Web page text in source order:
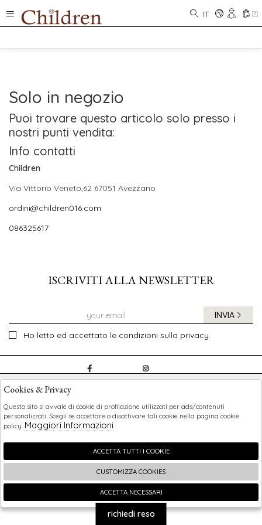
IT 0
Solo in negozio
Puoi trovare questo articolo solo presso i
nostri punti vendita:
Info contatti
Children
Via Vittorio Veneto,62 67051 Avezzano
ordini@children016.com
086325617
ISCRIVITI ALLA NEWSLETTER
Ho letto ed accettato le condizioni sulla privacy.
INVIA
SHOPPING
EXTRA
🍪
richiedi reso
Cookies & Privacy
Questo sito si avvale di cookie di profilazione utilizzati per ads/contenuti
personalizzati. Scegli se accettare o disattivare tali cookie nella pagina cookie
policy. Maggiori Informazioni
ACCETTA TUTTI I COOKIE
CUSTOMIZZA COOKIES
ACCETTA NECESSARI